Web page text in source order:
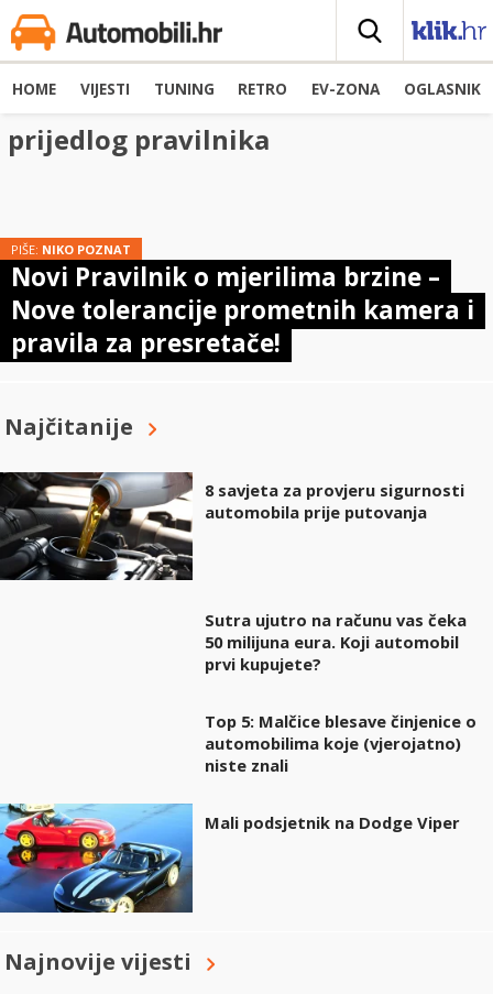
HOME VIJESTI TUNING RETRO EV-ZONA OGLASNIK
prijedlog pravilnika
PIŠE: NIKO POZNAT
Novi Pravilnik o mjerilima brzine –
Nove tolerancije prometnih kamera i
pravila za presretače!
Najčitanije
8 savjeta za provjeru sigurnosti
automobila prije putovanja
Sutra ujutro na računu vas čeka
50 milijuna eura. Koji automobil
prvi kupujete?
Top 5: Malčice blesave činjenice o
automobilima koje (vjerojatno)
niste znali
Mali podsjetnik na Dodge Viper
Najnovije vijesti